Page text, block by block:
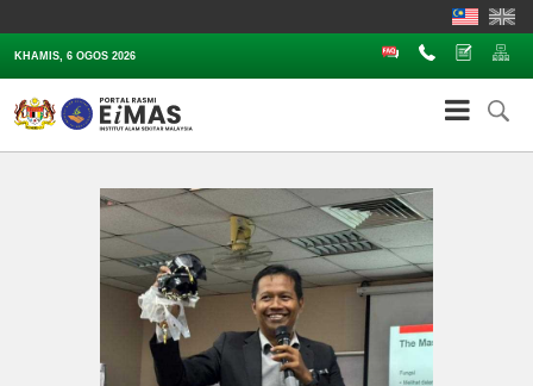
KHAMIS, 6 OGOS 2026 Soalan LazimHubungi Aduan